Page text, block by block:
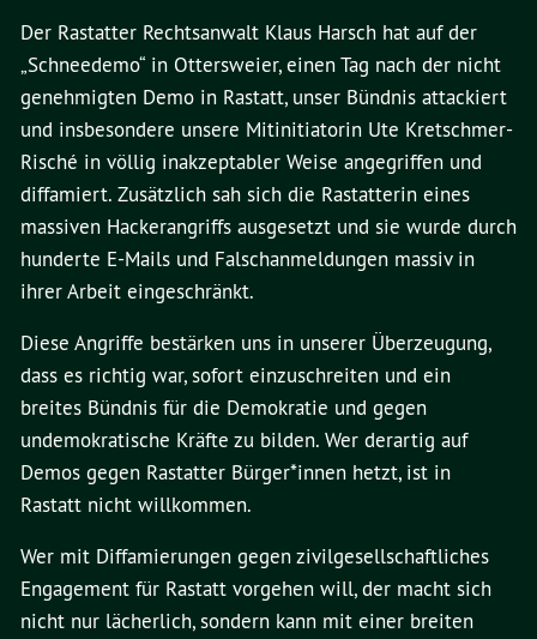
Der Rastatter Rechtsanwalt Klaus Harsch hat auf der
„Schneedemo“ in Ottersweier, einen Tag nach der nicht
genehmigten Demo in Rastatt, unser Bündnis attackiert
und insbesondere unsere Mitinitiatorin Ute Kretschmer-
Risché in völlig inakzeptabler Weise angegriffen und
diffamiert. Zusätzlich sah sich die Rastatterin eines
massiven Hackerangriffs ausgesetzt und sie wurde durch
hunderte E-Mails und Falschanmeldungen massiv in
ihrer Arbeit eingeschränkt.
Diese Angriffe bestärken uns in unserer Überzeugung,
dass es richtig war, sofort einzuschreiten und ein
breites Bündnis für die Demokratie und gegen
undemokratische Kräfte zu bilden. Wer derartig auf
Demos gegen Rastatter Bürger*innen hetzt, ist in
Rastatt nicht willkommen.
Wer mit Diffamierungen gegen zivilgesellschaftliches
Engagement für Rastatt vorgehen will, der macht sich
nicht nur lächerlich, sondern kann mit einer breiten